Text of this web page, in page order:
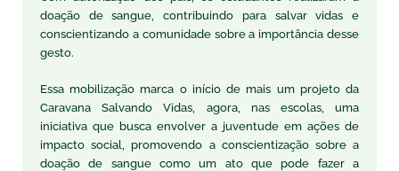
doação de sangue, contribuindo para salvar vidas e
conscientizando a comunidade sobre a importância desse
gesto.
Essa mobilização marca o início de mais um projeto da
Caravana Salvando Vidas, agora, nas escolas, uma
iniciativa que busca envolver a juventude em ações de
impacto social, promovendo a conscientização sobre a
doação de sangue como um ato que pode fazer a